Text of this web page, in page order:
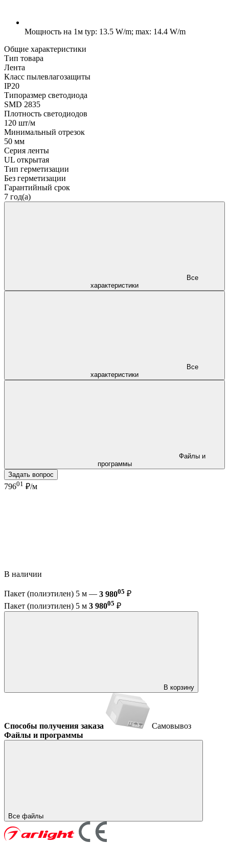
Мощность на 1м typ: 13.5 W/m; max: 14.4 W/m
Общие характеристики
Тип товара
Лента
Класс пылевлагозащиты
IP20
Типоразмер светодиода
SMD 2835
Плотность светодиодов
120 шт/м
Минимальный отрезок
50 мм
Серия ленты
UL открытая
Тип герметизации
Без герметизации
Гарантийный срок
7 год(а)
характеристики
характеристики
программы
Задать вопрос
79601 ₽/м
В наличии
Пакет (полиэтилен) 5 м — 3 98005 ₽
Пакет (полиэтилен) 5 м 3 98005 ₽
В корзину
Способы получения заказа
Самовывоз
Файлы и программы
Все файлы